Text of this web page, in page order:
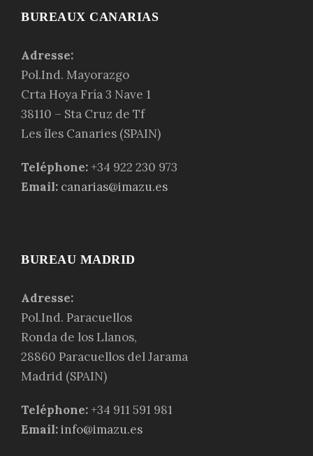
BUREAUX CANARIAS
Adresse:
Pol.Ind. Mayorazgo
Crta Hoya Fría 3 Nave 1
38110 – Sta Cruz de Tf
Lesîles Canaries (SPAIN)
Teléphone:+34 922 230 973
Email: canarias@imazu.es
BUREAU MADRID
Adresse:
Pol.Ind. Paracuellos
Ronda de los Llanos,
28860 Paracuellos del Jarama
Madrid (SPAIN)
Teléphone:+34 911 591 981
Email:info@imazu.es